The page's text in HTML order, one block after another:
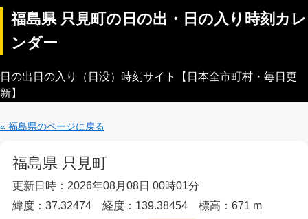
福島県 只見町の日の出・日の入り時刻カレ
ンダー
日の出日の入り（日没）時刻サイト【日本全市町村・毎日更
新】
« 福島県のページに戻る
福島県 只見町
更新日時：2026年08月08日 00時01分
緯度：37.32474 経度：139.38454 標高：671 m